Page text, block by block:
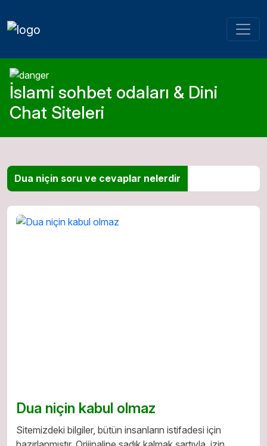
İslami sohbet odaları & Dini
Chat Siteleri
Dua niçin soru ve cevaplar nelerdir
Dua niçin kabul olmaz
Sitemizdeki bilgiler, bütün insanların istifadesi için